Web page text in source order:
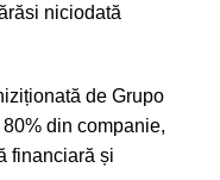
niciodată
de Grupo
din companie,
financiară și